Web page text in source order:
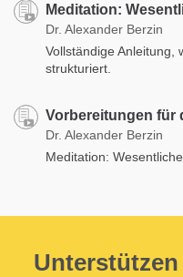
Meditation:
Dr. Alexander Berzin
Vollständige Anleitung,
strukturiert.
Vorbereitungen für
Dr. Alexander Berzin
Meditation: